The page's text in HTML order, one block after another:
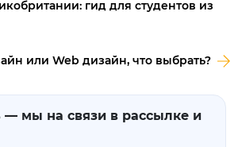
гид для студентов из
или Web дизайн, что выбрать?
— мы на связи в рассылке и